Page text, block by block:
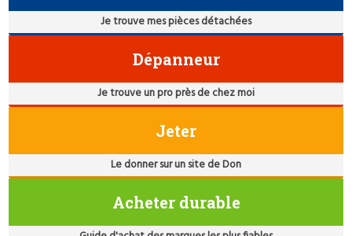
Je trouve mes pièces détachées
Dépanneur
Je trouve un pro près de chez moi
Jeter
Le donner sur un site de Don
Acheter durable